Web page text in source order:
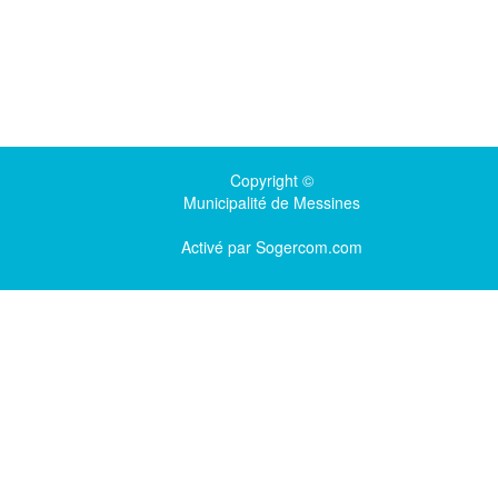
Copyright ©
Municipalité de Messines
Activé par Sogercom.com